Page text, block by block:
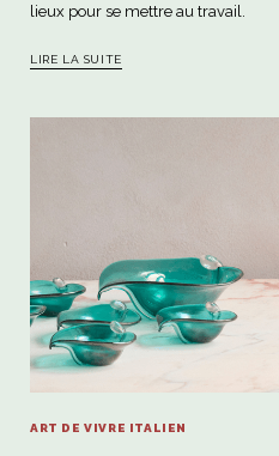
lieux pour se mettre au travail.
LIRE LA SUITE
ART DE VIVRE ITALIEN